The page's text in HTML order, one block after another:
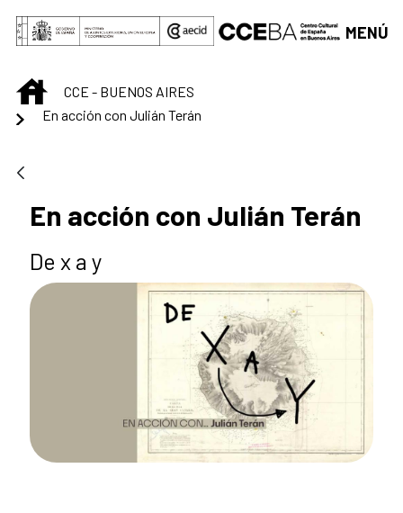
Saltar al contenido principal
MENÚ
INICIOCCE - BUENOS AIRES
En acción con Julián Terán
En acción con Julián Terán
De x a y